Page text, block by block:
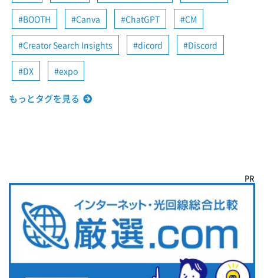
BOOTH Canva ChatGPT CM
Creator Search Insights dicord Discord
DX expo
もっとタグを見る
PR